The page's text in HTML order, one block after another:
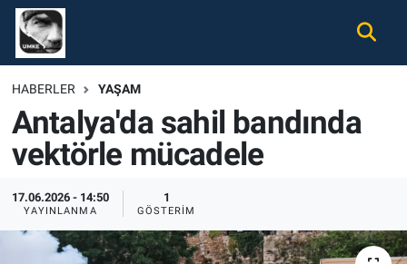
HABERLER YAŞAM
Antalya'da sahil bandında
vektörle mücadele
17.06.2026 - 14:50
YAYINLANMA
1
GÖSTERIM
Gündem
Ekonomi
Spor
Magazin
Tüm Haberler
Nöbetçi Eczaneler
Hava Durumu
Namaz Vakitleri
Trafik Durumu
Süper Lig Puan Durumu ve Fikstür